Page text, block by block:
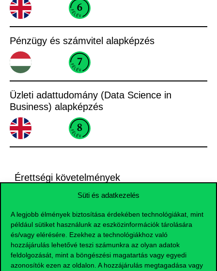
Süti és adatkezelés
A legjobb élmények biztosítása érdekében technológiákat, mint
például sütiket használunk az eszközinformációk tárolására
és/vagy elérésére. Ezekhez a technológiákhoz való
hozzájárulás lehetővé teszi számunkra az olyan adatok
feldolgozását, mint a böngészési magatartás vagy egyedi
azonosítók ezen az oldalon. A hozzájárulás megtagadása vagy
Pénzügy és számvitel alapképzés
Üzleti adattudomány (Data Science in
Business) alapképzés
Érettségi követelmények
Alkalmazott közgazdaságtan
Filozófia, Politika, Gazdaság
(PPE)
Gazdálkodási és
menedzsment